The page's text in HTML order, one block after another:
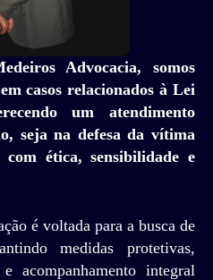
Advocacia, somos
casos relacionados à Lei
um atendimento
seja na defesa da vítima
ética, sensibilidade e
é voltada para a busca de
medidas protetivas,
acompanhamento integral